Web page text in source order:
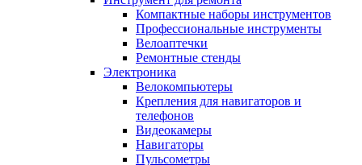
Компактные наборы инструментов
Профессиональные инструменты
Велоаптечки
Ремонтные стенды
Электроника
Велокомпьютеры
Крепления для навигаторов и
телефонов
Видеокамеры
Навигаторы
Пульсометры